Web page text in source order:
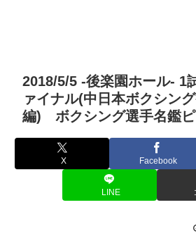
2018/5/5 -後楽園ホール- 1
ァイナル(中日本ボクシン
編) ボクシング選手名鑑ピ
X Facebook
LINE